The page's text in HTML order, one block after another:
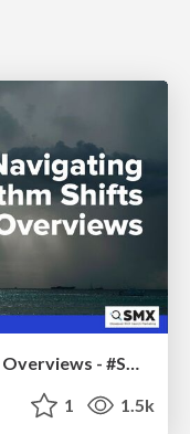
Navigating Algorithm Shifts & AI Overviews - #SMXNext
1 1.5k